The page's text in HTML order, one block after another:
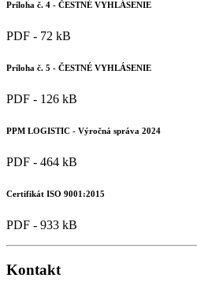
Príloha č. 4 - ČESTNÉ VYHLÁSENIE
PDF - 72 kB
Príloha č. 5 - ČESTNÉ VYHLÁSENIE
PDF - 126 kB
PPM LOGISTIC - Výročná správa 2024
PDF - 464 kB
Certifikát ISO 9001:2015
PDF - 933 kB
Kontakt